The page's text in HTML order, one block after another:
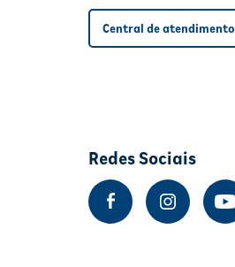
Central de atendimento
Redes Sociais